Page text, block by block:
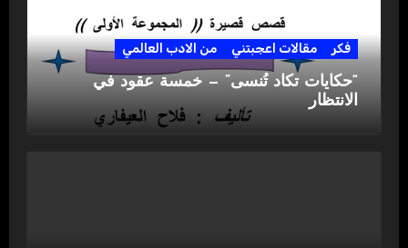
فكر مقالات اعجبتني من الادب العالمي
“حكايات تكاد تُنسى” — خمسة عقود في
الانتظار